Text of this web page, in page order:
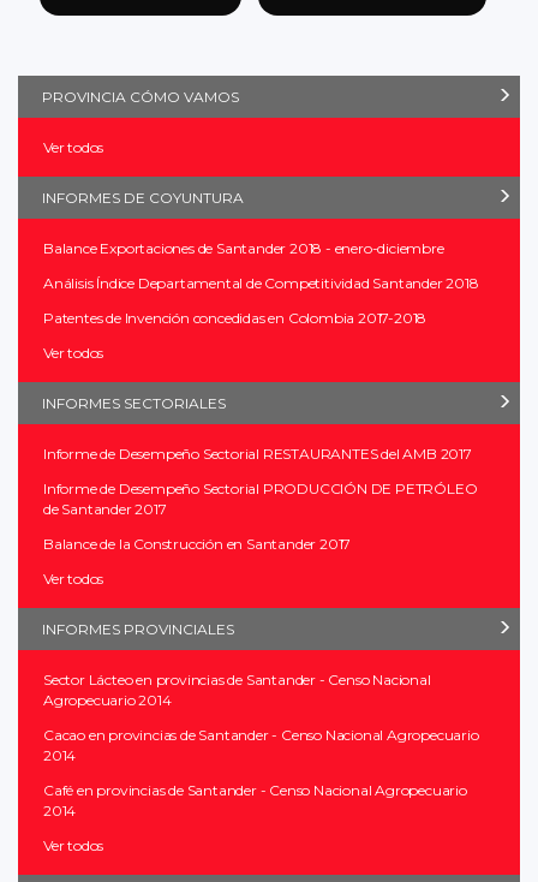
PROVINCIA CÓMO VAMOS
Ver todos
INFORMES DE COYUNTURA
Balance Exportaciones de Santander 2018 - enero-diciembre
Análisis Índice Departamental de Competitividad Santander 2018
Patentes de Invención concedidas en Colombia 2017-2018
Ver todos
INFORMES SECTORIALES
Informe de Desempeño Sectorial RESTAURANTES del AMB 2017
Informe de Desempeño Sectorial PRODUCCIÓN DE PETRÓLEO
de Santander 2017
Balance de la Construcción en Santander 2017
Ver todos
INFORMES PROVINCIALES
Sector Lácteo en provincias de Santander - Censo Nacional
Agropecuario 2014
Cacao en provincias de Santander - Censo Nacional Agropecuario
2014
Café en provincias de Santander - Censo Nacional Agropecuario
2014
Ver todos